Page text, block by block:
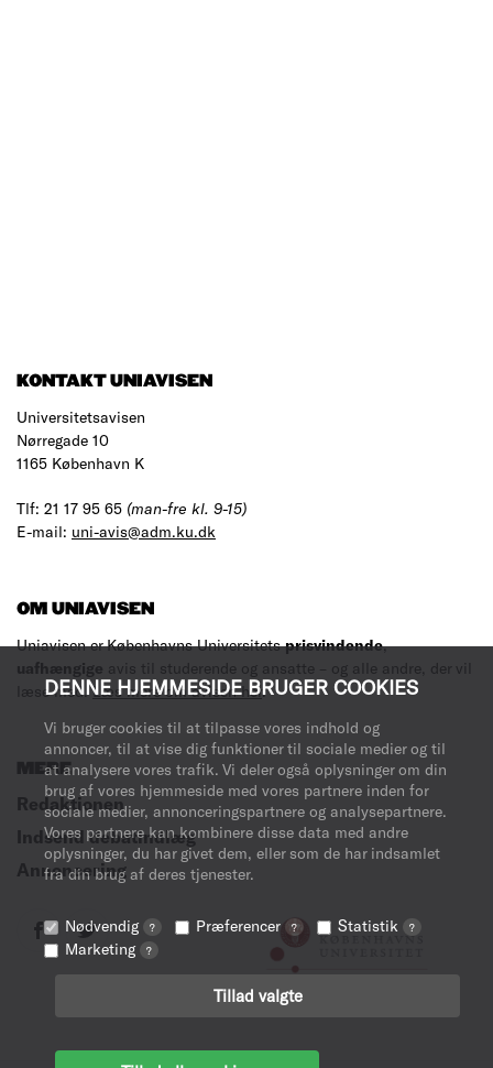
DENNE HJEMMESIDE BRUGER COOKIES
Vi bruger cookies til at tilpasse vores indhold og
annoncer, til at vise dig funktioner til sociale medier og til
at analysere vores trafik. Vi deler også oplysninger om din
brug af vores hjemmeside med vores partnere inden for
sociale medier, annonceringspartnere og analysepartnere.
Vores partnere kan kombinere disse data med andre
oplysninger, du har givet dem, eller som de har indsamlet
fra din brug af deres tjenester.
Nødvendig ? Præferencer ? Statistik ?
Marketing ?
Tillad valgte
KONTAKT UNIAVISEN
Universitetsavisen
Nørregade 10
1165 København K
Tlf: 21 17 95 65 (man-fre kl. 9-15)
E-mail: uni-avis@adm.ku.dk
OM UNIAVISEN
Uniavisen er Københavns Universitetsprisvindende,
uafhængige avis til studerende og ansatte – og alle andre, der vil
læse med.Læs mere om avisen her.
MERE
Redaktionen
Indsend debatindlæg
Annoncering